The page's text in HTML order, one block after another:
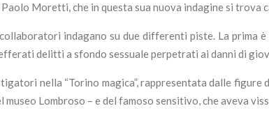
Moretti, che in questa sua nuova indagine si trova
indagano su due differenti piste. La
delitti a sfondo sessuale perpetrati ai danni di
nella “Torino magica”, rappresentata dalle figure
museo Lombroso – e del famoso sensitivo, che aveva